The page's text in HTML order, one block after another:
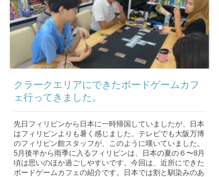
クラークエリアにできたボードゲームカフ
ェ行ってきました。
先日フィリピンから日本に一時帰国していましたが、日本
はフィリピンよりも暑く感じました。テレビでも大阪万博
のフィリピン館スタッフが、このように嘆いていました。
5月後半から雨季に入るフィリピンは、日本の夏の６〜8月
頃は思いのほか過ごしやすいです。今回は、近所にできた
ボードゲームカフェの紹介です。日本では割と馴染みのあ